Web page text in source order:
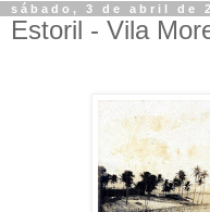
sábado, 3 de abril de
Estoril - Vila